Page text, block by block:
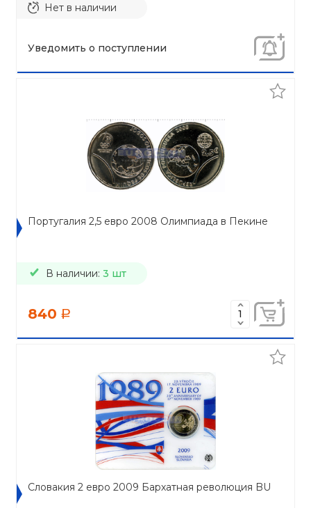
Нет в наличии
Уведомить о поступлении
Португалия 2,5 евро 2008 Олимпиада в Пекине
В наличии: 3 шт
840 a
Словакия 2 евро 2009 Бархатная революция BU